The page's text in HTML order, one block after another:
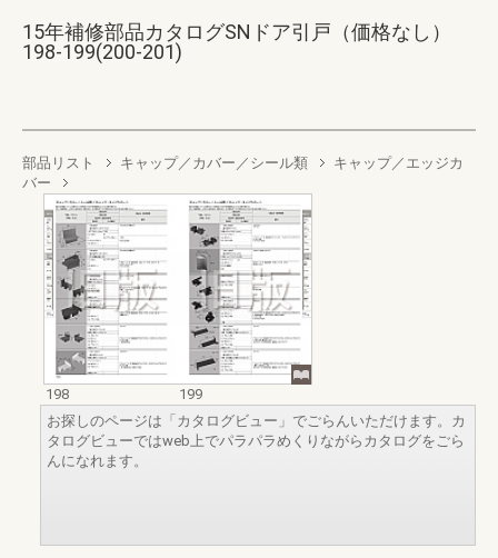
15年補修部品カタログSNドア引戸（価格なし）
198-199(200-201)
部品リスト キャップ／カバー／シール類
キャップ／エッジカ
バー
198
199
お探しのページは「カタログビュー」でごらんいただけます。カ
タログビューではweb上でパラパラめくりながらカタログをごら
んになれます。